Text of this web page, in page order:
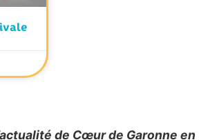
de Cœur de Garonne en